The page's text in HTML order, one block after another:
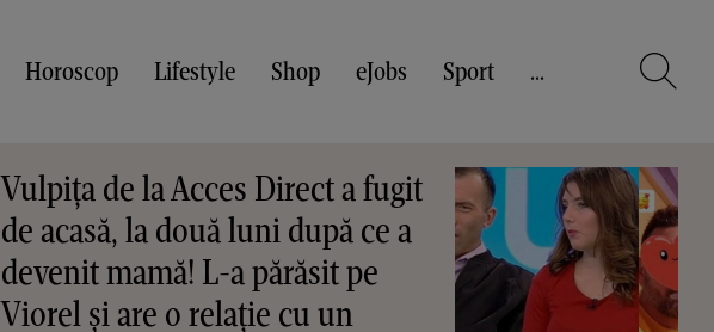
Horoscop Lifestyle Shop eJobs Sport ...
Vulpița de la Acces Direct a fugit
de acasă, la două luni după ce a
devenit mamă! L-a părăsit pe
Viorel și are o relație cu un